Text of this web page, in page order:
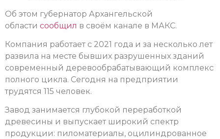
Об этом губернатор Архангельской
области сообщил в своём канале в МАКС.
Компания работает с 2021 года и за несколько лет
развила на месте бывших разрушенных зданий
современный деревообрабатывающий комплекс
полного цикла. Сегодня на предприятии
трудятся 115 человек.
Завод занимается глубокой переработкой
древесины и выпускает широкий спектр
продукции: пиломатериалы, оцилиндрованное